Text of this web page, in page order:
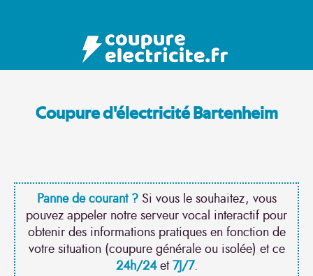
Coupure d'électricité Bartenheim
Panne de courant ?Si vous le souhaitez, vous
pouvez appeler notre serveur vocal interactif pour
obtenir des informations pratiques en fonction de
votre situation (coupure générale ou isolée) et ce
24h/24et7J/7.